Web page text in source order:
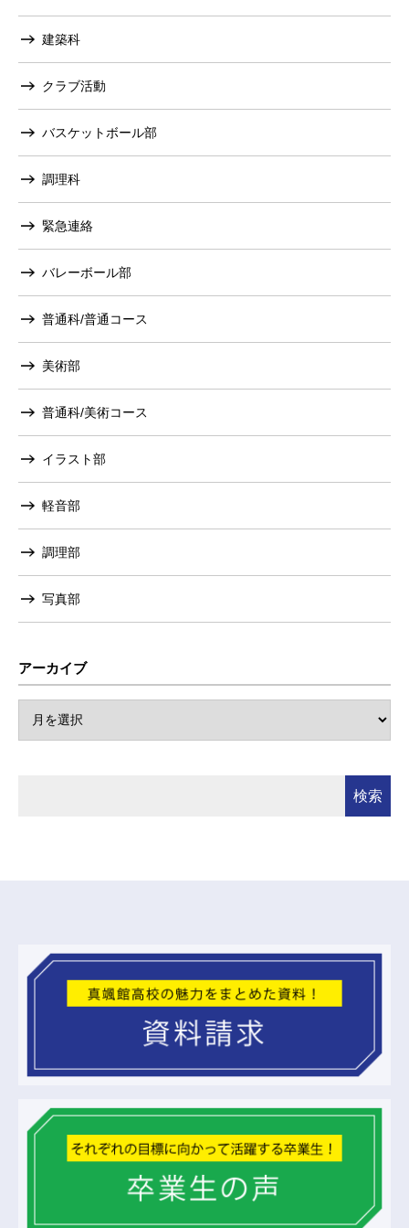
建築科
クラブ活動
バスケットボール部
調理科
緊急連絡
バレーボール部
普通科/普通コース
美術部
普通科/美術コース
イラスト部
軽音部
調理部
写真部
アーカイブ